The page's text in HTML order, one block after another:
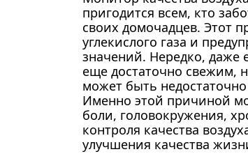
пригодится всем, кто
своих домочадцев. Этот
углекислого газа и
значений. Нередко, даже
еще достаточно свежим,
может быть
Именно этой причиной
боли, головокружения,
контроля качества
улучшения качества